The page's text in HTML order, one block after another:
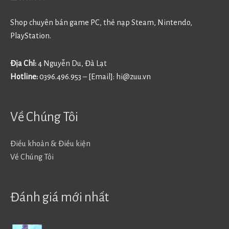
Shop chuyên bán game PC, thẻ nạp Steam, Nintendo,
PlayStation.
Địa Chỉ:4 Nguyễn Du, Đà Lạt
Hotline:0396.496.953 – [Email]: hi@zuu.vn
Về Chúng Tôi
Điều khoản & Điều kiện
Về Chúng Tôi
Đánh giá mới nhất